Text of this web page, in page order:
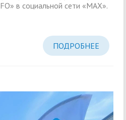
в социальной сети «МАХ».
ПОДРОБНЕЕ